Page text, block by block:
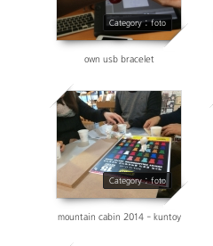
Category : foto
own usb bracelet
Category : foto
4475
mountain cabin 2014 - kuntoy